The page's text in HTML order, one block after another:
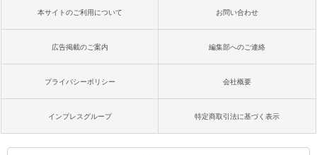
本サイトのご利用について お問い合わせ
広告掲載のご案内 編集部へのご連絡
プライバシーポリシー 会社概要
インプレスグループ 特定商取引法に基づく表示